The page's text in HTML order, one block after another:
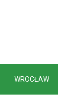
WROCŁAW